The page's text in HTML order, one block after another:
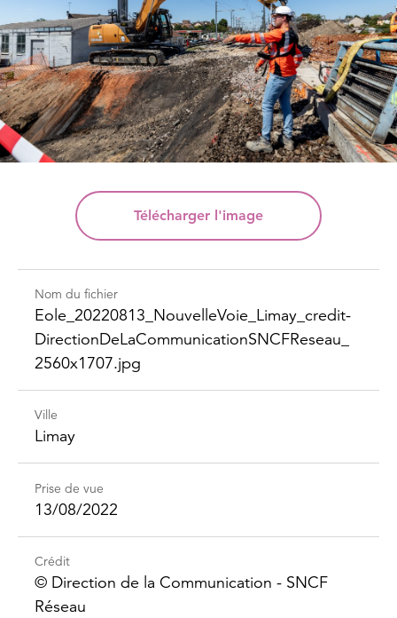
Télécharger l'image
Nom du fichier
Eole_​20220813_​Nouvelle​Voie_​Limay_​credit-​
Direction​DeLaCommunication​SNCFReseau_​
2560x1707.jpg
Ville
Limay
Prise de vue
13/08/2022
Crédit
©️ Direction de la Communication - SNCF
Réseau